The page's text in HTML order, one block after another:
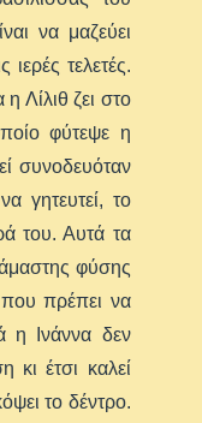
να μαζεύει
τελετές.
Λίλιθ ζει στο
φύτεψε η
συνοδευόταν
γητευτεί, το
του. Αυτά τα
φύσης
που πρέπει να
η Ινάννα δεν
κι έτσι καλεί
το δέντρο.